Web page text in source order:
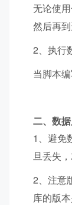
无论使
然后再到
2、执行
当脚本
二、数
1、避免
旦丢失
2、注意
库的版